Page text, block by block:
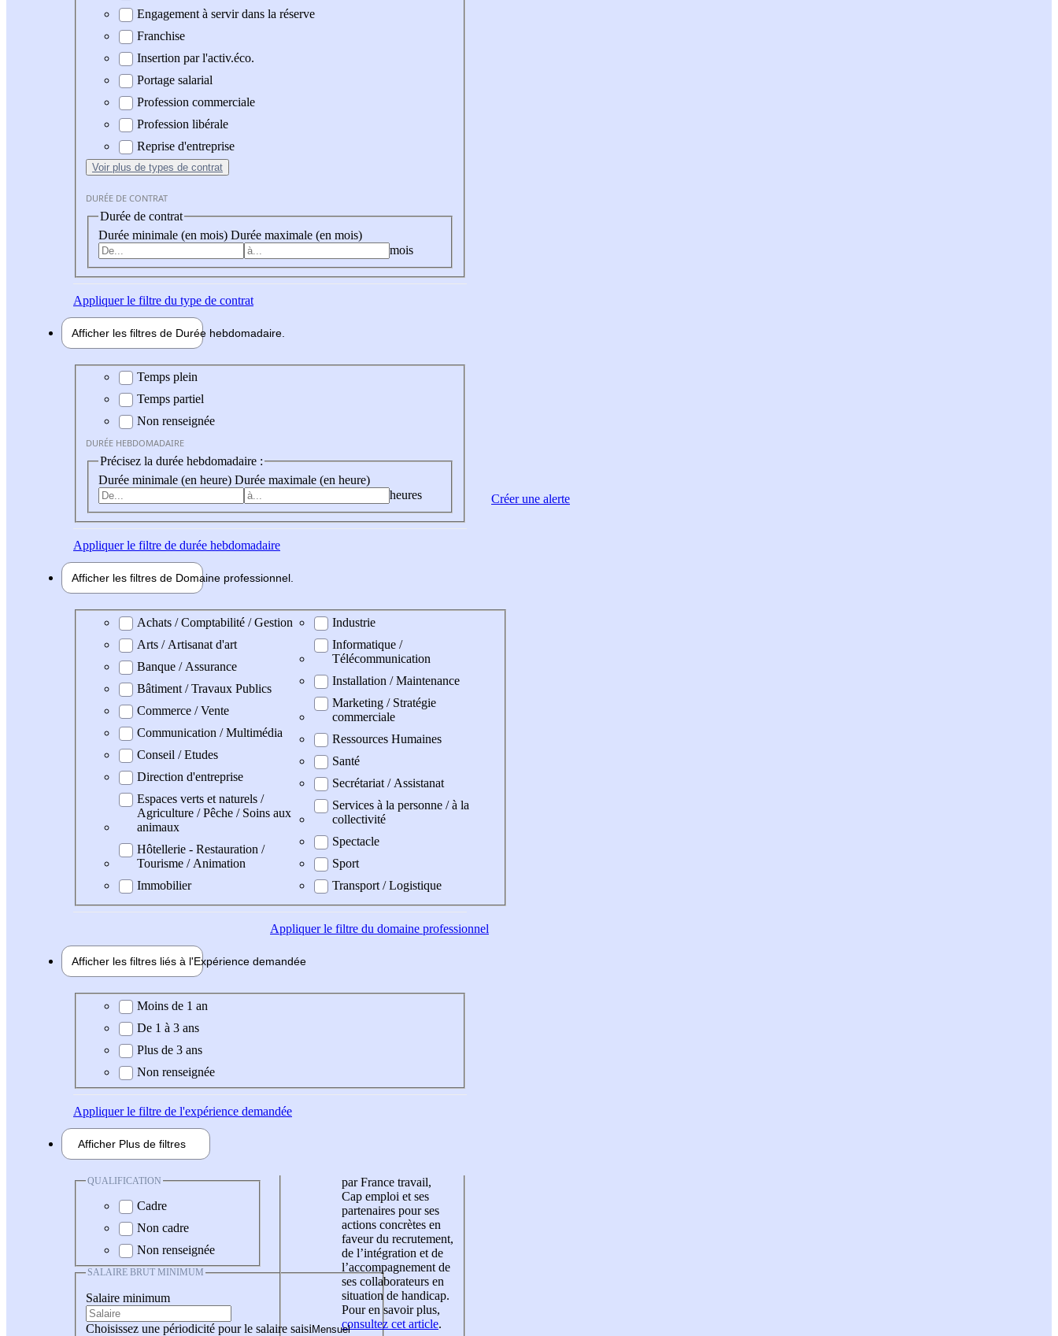
Engagement à servir dans la réserve
Franchise
Insertion par l'activ.éco.
Portage salarial
Profession commerciale
Profession libérale
Reprise d'entreprise
Voir plus de types de contrat
DURÉE DE CONTRAT
Durée de contrat
Durée minimale (en mois) Durée maximale (en mois)
mois
Appliquerle filtre du type de contrat
Afficher les filtres de Durée hebdomadaire
Durée hebdomadaire
Temps plein
Temps partiel
Non renseignée
DURÉE HEBDOMADAIRE
Précisez la durée hebdomadaire :
Durée minimale (en heure) Durée maximale (en heure)
heures
Appliquerle filtre de durée hebdomadaire
Afficher les filtres de Domaine professionnel
Domaine professionel
Achats / Comptabilité / Gestion
Arts / Artisanat d'art
Banque / Assurance
Bâtiment / Travaux Publics
Commerce / Vente
Communication / Multimédia
Conseil / Etudes
Direction d'entreprise
Espaces verts et naturels /
Agriculture / Pêche / Soins aux
animaux
Hôtellerie - Restauration /
Tourisme / Animation
Immobilier
Industrie
Informatique /
Télécommunication
Installation / Maintenance
Marketing / Stratégie
commerciale
Ressources Humaines
Santé
Secrétariat / Assistanat
Services à la personne / à la
collectivité
Spectacle
Sport
Transport / Logistique
Appliquerle filtre du domaine professionnel
Afficher les filtres liés à l'Expérience demandée
Expérience demandée
Moins de 1 an
De 1 à 3 ans
Plus de 3 ans
Non renseignée
Appliquerle filtre de l'expérience demandée
Afficher Plus de filtres
QUALIFICATION
Cadre
Non cadre
Non renseignée
SALAIRE BRUT MINIMUM
Salaire minimum
Choisissez une périodicité pour le salaire saisi
par France travail,
Cap emploi et ses
partenaires pour ses
actions concrètes en
faveur du recrutement,
de l’intégration et de
l’accompagnement de
ses collaborateurs en
situation de handicap.
Pour en savoir plus,
consultez cet article.
Créer une alerte